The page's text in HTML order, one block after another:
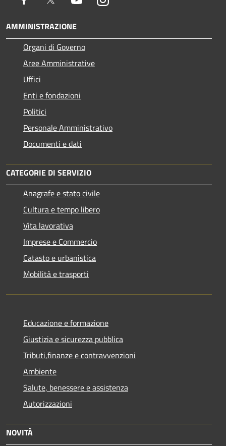
AMMINISTRAZIONE
Organi di Governo
Aree Amministrative
Uffici
Enti e fondazioni
Politici
Personale Amministrativo
Documenti e dati
CATEGORIE DI SERVIZIO
Anagrafe e stato civile
Cultura e tempo libero
Vita lavorativa
Imprese e Commercio
Catasto e urbanistica
Mobilità e trasporti
Educazione e formazione
Giustizia e sicurezza pubblica
Tributi,finanze e contravvenzioni
Ambiente
Salute, benessere e assistenza
Autorizzazioni
NOVITÀ